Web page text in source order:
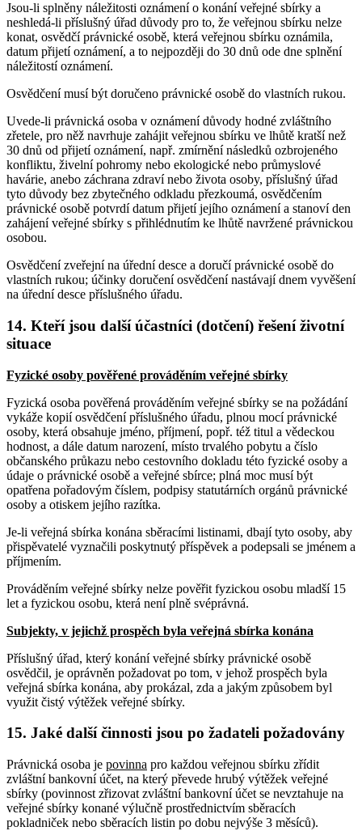
Jsou-li splněny náležitosti oznámení o konání veřejné sbírky a
neshledá-li příslušný úřad důvody pro to, že veřejnou sbírku nelze
konat, osvědčí právnické osobě, která veřejnou sbírku oznámila,
datum přijetí oznámení, a to nejpozději do 30 dnů ode dne splnění
náležitostí oznámení.
Osvědčení musí být doručeno právnické osobě do vlastních rukou.
Uvede-li právnická osoba v oznámení důvody hodné zvláštního
zřetele, pro něž navrhuje zahájit veřejnou sbírku ve lhůtě kratší než
30 dnů od přijetí oznámení, např. zmírnění následků ozbrojeného
konfliktu, živelní pohromy nebo ekologické nebo průmyslové
havárie, anebo záchrana zdraví nebo života osoby, příslušný úřad
tyto důvody bez zbytečného odkladu přezkoumá, osvědčením
právnické osobě potvrdí datum přijetí jejího oznámení a stanoví den
zahájení veřejné sbírky s přihlédnutím ke lhůtě navržené právnickou
osobou.
Osvědčení zveřejní na úřední desce a doručí právnické osobě do
vlastních rukou; účinky doručení osvědčení nastávají dnem vyvěšení
na úřední desce příslušného úřadu.
14. Kteří jsou další účastníci (dotčení) řešení životní
situace
Fyzické osoby pověřené prováděním veřejné sbírky
Fyzická osoba pověřená prováděním veřejné sbírky se na požádání
vykáže kopií osvědčení příslušného úřadu, plnou mocí právnické
osoby, která obsahuje jméno, příjmení, popř. též titul a vědeckou
hodnost, a dále datum narození, místo trvalého pobytu a číslo
občanského průkazu nebo cestovního dokladu této fyzické osoby a
údaje o právnické osobě a veřejné sbírce; plná moc musí být
opatřena pořadovým číslem, podpisy statutárních orgánů právnické
osoby a otiskem jejího razítka.
Je-li veřejná sbírka konána sběracími listinami, dbají tyto osoby, aby
přispěvatelé vyznačili poskytnutý příspěvek a podepsali se jménem a
příjmením.
Prováděním veřejné sbírky nelze pověřit fyzickou osobu mladší 15
let a fyzickou osobu, která není plně svéprávná.
Subjekty, v jejichž prospěch byla veřejná sbírka konána
Příslušný úřad, který konání veřejné sbírky právnické osobě
osvědčil, je oprávněn požadovat po tom, v jehož prospěch byla
veřejná sbírka konána, aby prokázal, zda a jakým způsobem byl
využit čistý výtěžek veřejné sbírky.
15. Jaké další činnosti jsou po žadateli požadovány
Právnická osoba je povinna pro každou veřejnou sbírku zřídit
zvláštní bankovní účet, na který převede hrubý výtěžek veřejné
sbírky (povinnost zřizovat zvláštní bankovní účet se nevztahuje na
veřejné sbírky konané výlučně prostřednictvím sběracích
pokladniček nebo sběracích listin po dobu nejvýše 3 měsíců).